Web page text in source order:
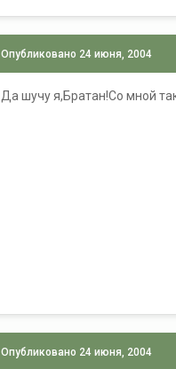
Опубликовано 24 июня, 2004
Да шучу я,Братан!Со мной
Опубликовано 24 июня, 2004